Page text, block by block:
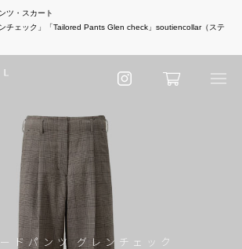
ツ・スカート
チェック」「Tailored Pants Glen check」soutiencollar（ステ
ドパンツ グレンチェック